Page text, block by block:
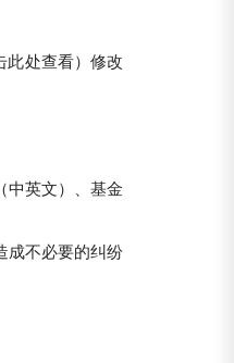
此处查看）修改
中英文）、基金
成不必要的纠纷